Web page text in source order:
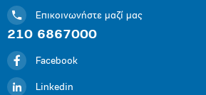
Επικοινωνήστε μαζί μας
210 6867000
Facebook
Linkedin